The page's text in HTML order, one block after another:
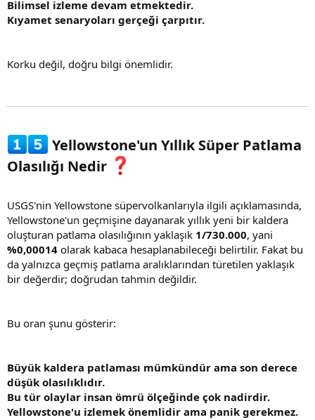
Bilimsel izleme devam etmektedir.
Kıyamet senaryoları gerçeği çarpıtır.
Korku değil, doğru bilgi önemlidir.
Yellowstone'un Yıllık Süper Patlama
Olasılığı Nedir
USGS'nin Yellowstone süpervolkanlarıyla ilgili açıklamasında,
Yellowstone'un geçmişine dayanarak yıllık yeni bir kaldera
oluşturan patlama olasılığının yaklaşık 1/730.000, yani
%0,00014 olarak kabaca hesaplanabileceği belirtilir. Fakat bu
da yalnızca geçmiş patlama aralıklarından türetilen yaklaşık
bir değerdir; doğrudan tahmin değildir.
Bu oran şunu gösterir:
Büyük kaldera patlaması mümkündür ama son derece
düşük olasılıklıdır.
Bu tür olaylar insan ömrü ölçeğinde çok nadirdir.
Yellowstone'u izlemek önemlidir ama panik gerekmez.